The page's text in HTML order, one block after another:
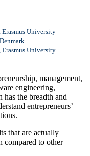
University
University
management,
engineering,
has the breadth and
entrepreneurs’
that are actually
compared to other